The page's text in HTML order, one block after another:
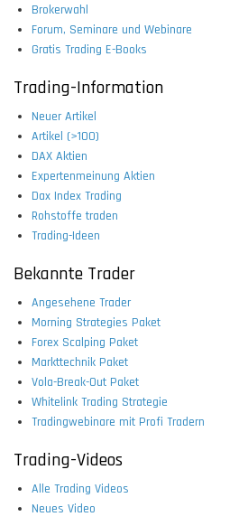
Brokerwahl
Forum, Seminare und Webinare
Gratis Trading E-Books
Trading-Information
Neuer Artikel
Artikel (>100)
DAX Aktien
Expertenmeinung Aktien
Dax Index Trading
Rohstoffe traden
Trading-Ideen
Bekannte Trader
Angesehene Trader
Morning Strategies Paket
Forex Scalping Paket
Markttechnik Paket
Vola-Break-Out Paket
Whitelink Trading Strategie
Tradingwebinare mit Profi Tradern
Trading-Videos
Alle Trading Videos
Neues Video